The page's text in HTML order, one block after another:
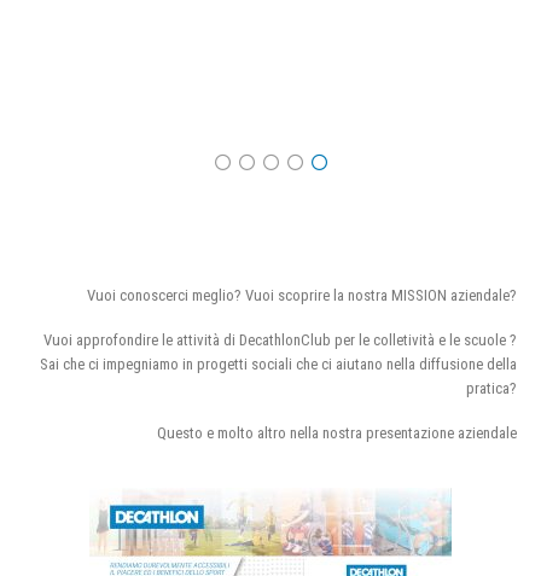
Vuoi conoscerci meglio? Vuoi scoprire la nostra MISSION aziendale?
Vuoi approfondire le attività di DecathlonClub per le colletività e le scuole ?
Sai che ci impegniamo in progetti sociali che ci aiutano nella diffusione della
pratica?
Questo e molto altro nella nostra presentazione aziendale